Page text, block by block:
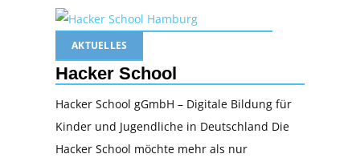
AKTUELLES
Hacker School
Hacker School gGmbH – Digitale Bildung für
Kinder und Jugendliche in Deutschland Die
Hacker School möchte mehr als nur